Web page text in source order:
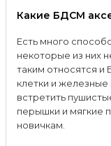
Какие БДСМ
Есть много
некоторые из них
таким относятся
клетки и
встретить
перышки и мягкие
новичкам.